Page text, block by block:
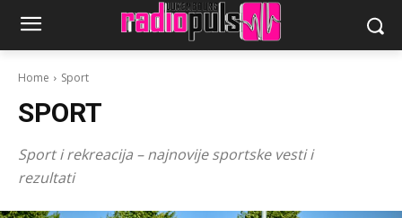
Home Sport
SPORT
Sport i rekreacija – najnovije sportske vesti i
rezultati